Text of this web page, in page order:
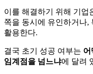
이를 해결하기 위해 기업
쪽을 동시에 유인하거나,
활용한다.
결국 초기 성공 여부는 어
임계점을 넘느냐에 달려